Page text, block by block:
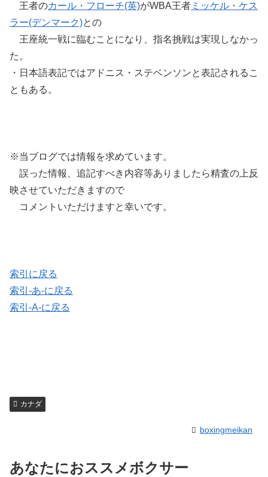
王者のカール・フローチ(英)がWBA王者 ミッケル・ケス
ラー(デンマーク)との
王座統一戦に臨むことになり、指名挑戦は実現しなかっ
た。
・日本語表記ではアドニス・ステベンソンと表記されるこ
ともある。
※当ブログでは情報を求めています。
誤った情報、追記すべき内容等ありましたら精査の上反
映させていただきますので
コメントいただけますと幸いです。
索引に戻る
索引-あ-に戻る
索引-A-に戻る
カナダ
boxingmeikan
あなたにおススメボクサー